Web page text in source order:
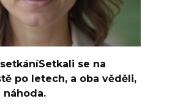
se na
po letech, a oba věděli,
náhoda.